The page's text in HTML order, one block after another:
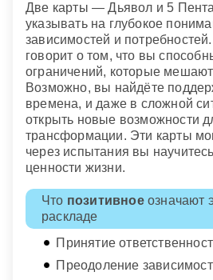
Две карты — Дьявол и 5
указывать на глубокое
зависимостей и
говорит о том, что вы
ограничений, которые
Возможно, вы найдёте
времена, и даже в сложной
открыть новые возможности
трансформации. Эти карты
через испытания вы
ценности жизни.
Что позитивноеозначают
раскладе
Принятие
Преодоление